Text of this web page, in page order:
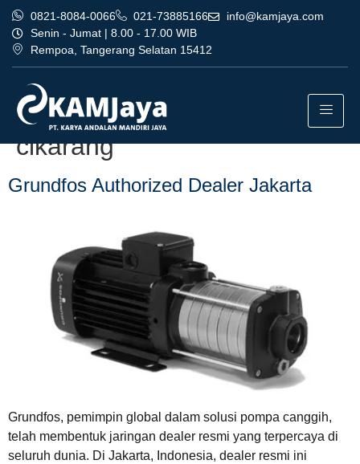
0821-8084-0066 021-73885166
info@kamjaya.com
Senin - Jumat | 8.00 - 17.00 WIB
Rempoa, Tangerang Selatan 15412
Tag:
authorized dealer jakarta
cikarang
Grundfos Authorized Dealer Jakarta
Grundfos, pemimpin global dalam solusi pompa canggih,
telah membentuk jaringan dealer resmi yang terpercaya di
seluruh dunia. Di Jakarta, Indonesia, dealer resmi ini